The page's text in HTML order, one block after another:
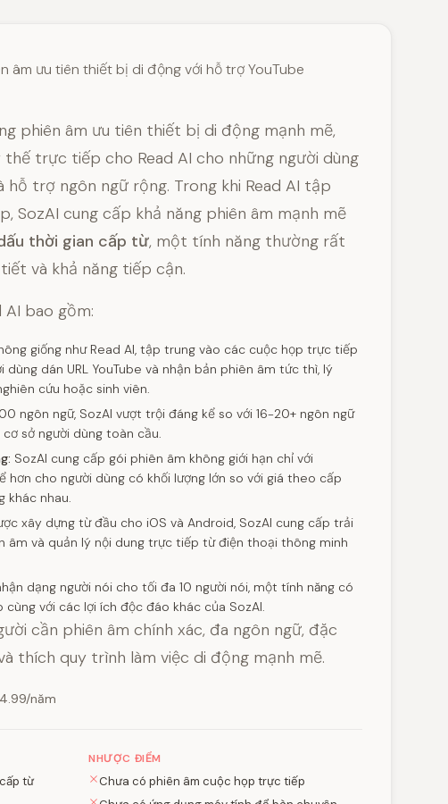
âm ưu tiên thiết bị di động với hỗ trợ YouTube
phiên âm ưu tiên thiết bị di động mạnh mẽ,
trực tiếp cho Read AI cho những người dùng
trợ ngôn ngữ rộng. Trong khi Read AI tập
SozAI cung cấp khả năng phiên âm mạnh mẽ
thời gian cấp từ, một tính năng thường rất
và khả năng tiếp cận.
AI bao gồm:
giống như Read AI, tập trung vào các cuộc họp trực tiếp
dán URL YouTube và nhận bản phiên âm tức thì, lý
cứu hoặc sinh viên.
ngôn ngữ, SozAI vượt trội đáng kể so với 16-20+ ngôn ngữ
sở người dùng toàn cầu.
SozAI cung cấp gói phiên âm không giới hạn chỉ với
hơn cho người dùng có khối lượng lớn so với giá theo cấp
khác nhau.
xây dựng từ đầu cho iOS và Android, SozAI cung cấp trải
âm và quản lý nội dung trực tiếp từ điện thoại thông minh
dạng người nói cho tối đa 10 người nói, một tính năng có
với các lợi ích độc đáo khác của SozAI.
cần phiên âm chính xác, đa ngôn ngữ, đặc
thích quy trình làm việc di động mạnh mẽ.
năm
từ
NHƯỢC ĐIỂM
Chưa có phiên âm cuộc họp trực tiếp